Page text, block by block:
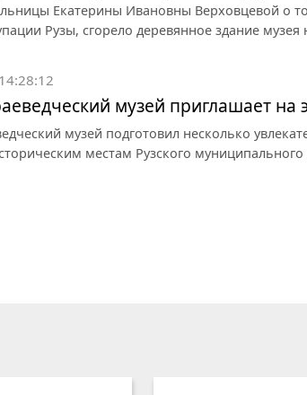
Екатерины Ивановны Верховцевой о
Рузы, сгорело деревянное здание музея
музей приглашает на
музей подготовил несколько
местам Рузского муниципального